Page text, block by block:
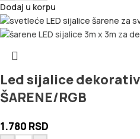
Dodaj u korpu
Led sijalice
ŠARENE/RGB
1.780 RSD